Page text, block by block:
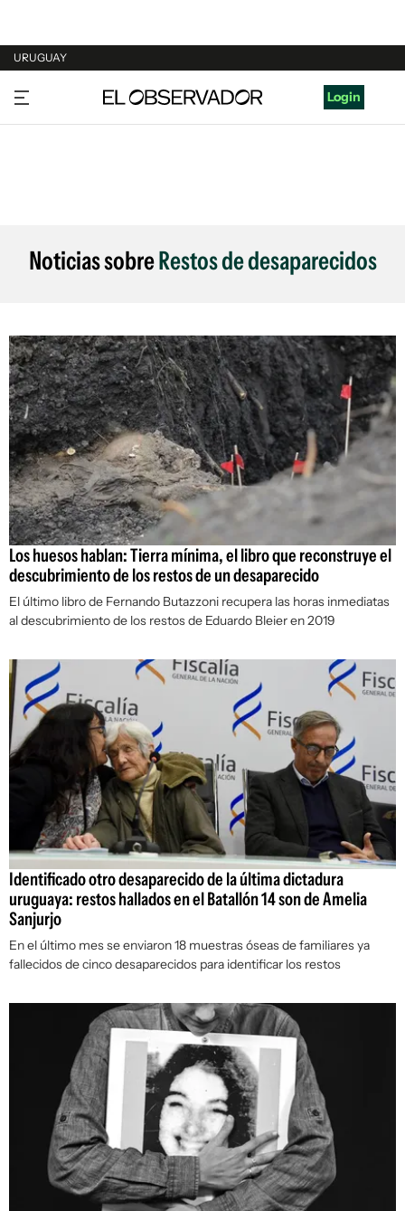
URUGUAY
URUGUAY
ARGENTINA
Login
Noticias sobreRestos de desaparecidos
Los huesos hablan: Tierra mínima, el libro que reconstruye el
descubrimiento de los restos de un desaparecido
El último libro de Fernando Butazzoni recupera las horas inmediatas
al descubrimiento de los restos de Eduardo Bleier en 2019
Identificado otro desaparecido de la última dictadura
uruguaya: restos hallados en el Batallón 14 son de Amelia
Sanjurjo
En el último mes se enviaron 18 muestras óseas de familiares ya
fallecidos de cinco desaparecidos para identificar los restos